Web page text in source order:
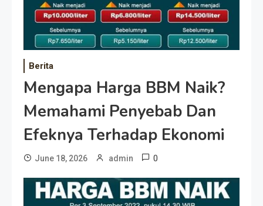
Berita
Mengapa Harga BBM Naik?
Memahami Penyebab Dan
Efeknya Terhadap Ekonomi
June 18, 2026 admin 0